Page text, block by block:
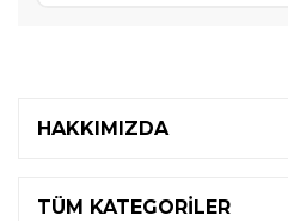
HAKKIMIZDA
TÜM KATEGORİLER